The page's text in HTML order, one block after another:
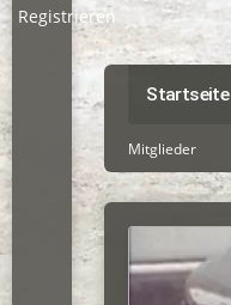
Startseite
Registrieren
Mitglieder